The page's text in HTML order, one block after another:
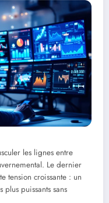
les lignes entre
Le dernier
tension croissante : un
puissants sans